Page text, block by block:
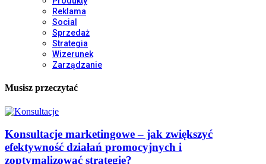
Reklama
Social
Sprzedaż
Strategia
Wizerunek
Zarządzanie
Musisz przeczytać
Konsultacje marketingowe – jak zwiększyć
efektywność działań promocyjnych i
zoptymalizować strategię?